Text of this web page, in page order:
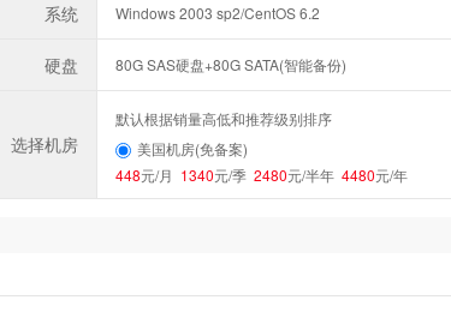
系统 Windows 2003 sp2/CentOS 6.2
硬盘 80G SAS硬盘+80G SATA(智能备份)
选择机房
默认根据销量高低和推荐级别排序
美国机房(免备案)
448元/月 1340元/季 2480元/半年 4480元/年